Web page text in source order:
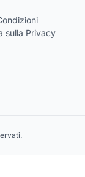
sulla Privacy